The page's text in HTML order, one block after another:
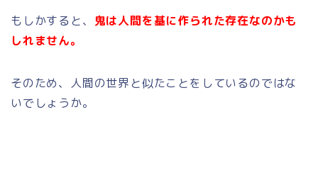
もしかすると、 鬼は人間を基に作られた存在なのかも
しれません。
そのため、人間の世界と似たことをしているのではな
いでしょうか。